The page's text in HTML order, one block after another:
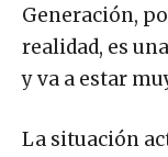
Generación,
realidad, es
y va a estar
La situación